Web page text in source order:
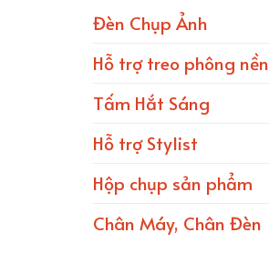
Đèn Chụp Ảnh
Hỗ trợ treo phông nền
Tấm Hắt Sáng
Hỗ trợ Stylist
Hộp chụp sản phẩm
Chân Máy, Chân Đèn